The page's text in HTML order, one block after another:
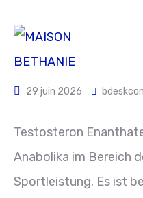
29 juin 2026
Testosteron
Anabolika im Bereich
Sportleistung. Es ist